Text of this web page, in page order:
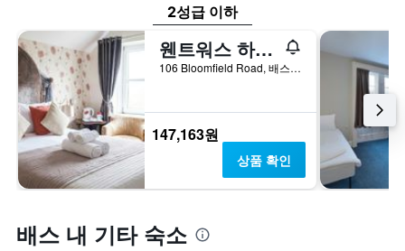
2성급 이하
웬트워스 하우스 호텔
106 Bloomfield Road, 배스, 영국
147,163원
상품 확인
배스 내 기타 숙소